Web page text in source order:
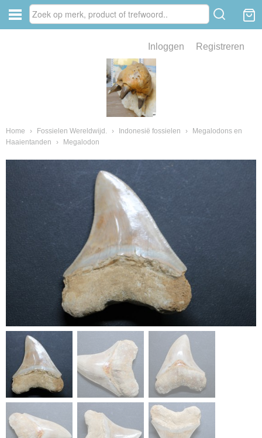
Inloggen Registreren
Home › Fossielen Wereldwijd. › Indonesië fossielen ›
Megalodons en
Haaientanden
› Megalodon
van fossielen en mineralen